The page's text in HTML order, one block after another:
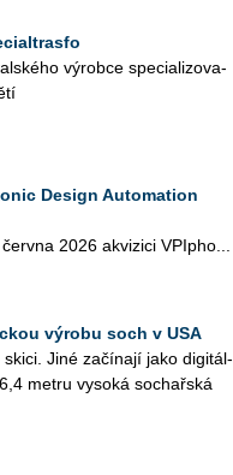
vý­rob­ce spe­ci­a­li­zo­va­
Design Automation
2026 akvi­zi­ci VPI­pho...
výrobu soch v USA
Jiné za­čí­na­jí jako di­gi­tál­
metru vy­so­ká so­chař­ská